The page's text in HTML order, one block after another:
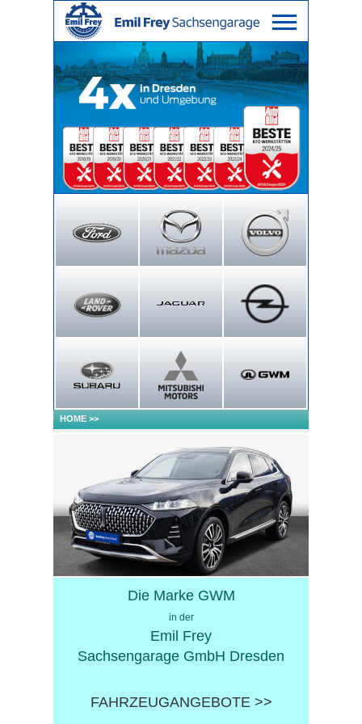
HOME >>
Die Marke GWM
in der
Emil Frey
Sachsengarage GmbH Dresden
FAHRZEUGANGEBOTE >>